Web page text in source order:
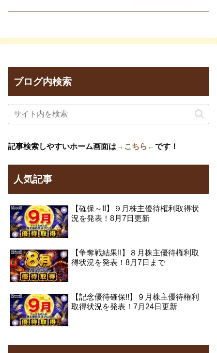
ブログ内検索
記事検索しやすいホーム画面は →こちら←です！
人気記事
【確保～!!】９月株主優待権利取得状
況を発表！8月7日更新
【争奪戦結果!!】８月株主優待権利取
得状況を発表！8月7日まで
【記念優待確保!!】９月株主優待権利
取得状況を発表！7月24日更新